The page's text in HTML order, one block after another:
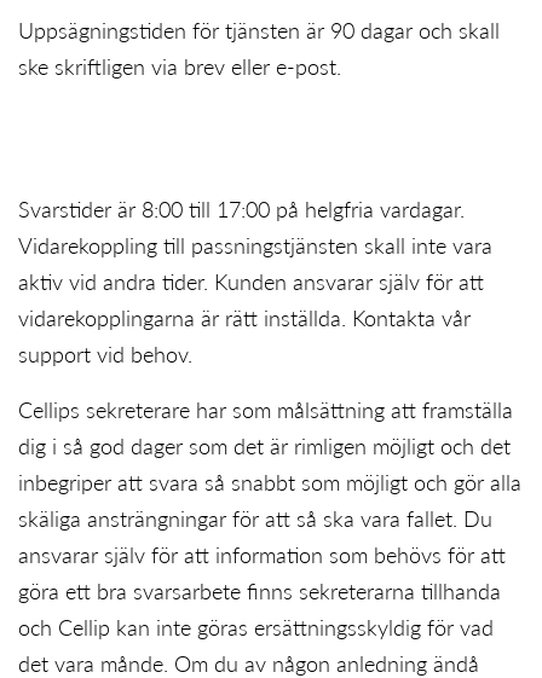
Uppsägningstiden för tjänsten är 90 dagar och skall
ske skriftligen via brev eller e-post.
Svarstider är 8:00 till 17:00 på helgfria vardagar.
Vidarekoppling till passningstjänsten skall inte vara
aktiv vid andra tider. Kunden ansvarar själv för att
vidarekopplingarna är rätt inställda. Kontakta vår
support vid behov.
Cellips sekreterare har som målsättning att framställa
dig i så god dager som det är rimligen möjligt och det
inbegriper att svara så snabbt som möjligt och gör alla
skäliga ansträngningar för att så ska vara fallet. Du
ansvarar själv för att information som behövs för att
göra ett bra svarsarbete finns sekreterarna tillhanda
och Cellip kan inte göras ersättningsskyldig för vad
det vara månde. Om du av någon anledning ändå